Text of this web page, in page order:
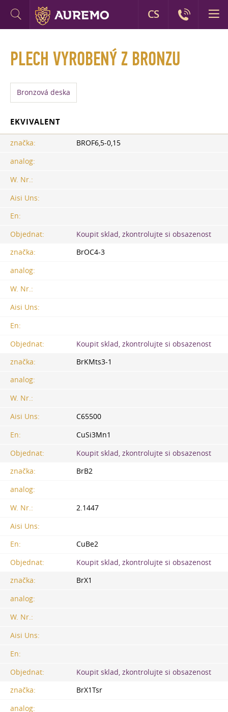
PLECH VYROBENÝ Z BRONZU
Bronzová deska
EKVIVALENT
značka:
BROF6,5-0,15
analog:
W. Nr.:
Aisi Uns:
En:
Objednat:
Koupit sklad, zkontrolujte si obsazenost
značka:
BrOC4-3
analog:
W. Nr.:
Aisi Uns:
En:
Objednat:
Koupit sklad, zkontrolujte si obsazenost
značka:
BrKMts3-1
analog:
W. Nr.:
Aisi Uns:
C65500
En:
CuSi3Mn1
Objednat:
Koupit sklad, zkontrolujte si obsazenost
značka:
BrB2
analog:
W. Nr.:
2.1447
Aisi Uns:
En:
CuBe2
Objednat:
Koupit sklad, zkontrolujte si obsazenost
značka:
BrX1
analog:
W. Nr.:
Aisi Uns:
En:
Objednat:
Koupit sklad, zkontrolujte si obsazenost
značka:
BrX1Tsr
analog:
CS